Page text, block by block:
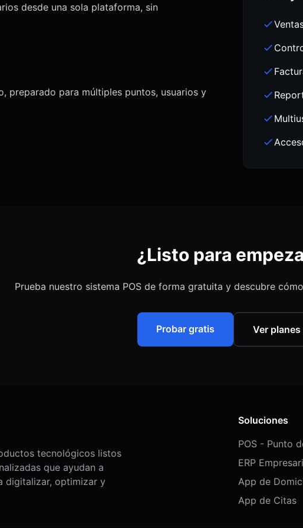
desde una sola plataforma, sin
preparado para múltiples puntos, usuarios y
¿Listo para
Prueba nuestro sistema POS de forma gratuita y descubre
Probar gratis Ver planes
tecnológicos listos
que ayudan a
digitalizar, optimizar y
Soluciones
POS - Punto
ERP
App de
App de Citas